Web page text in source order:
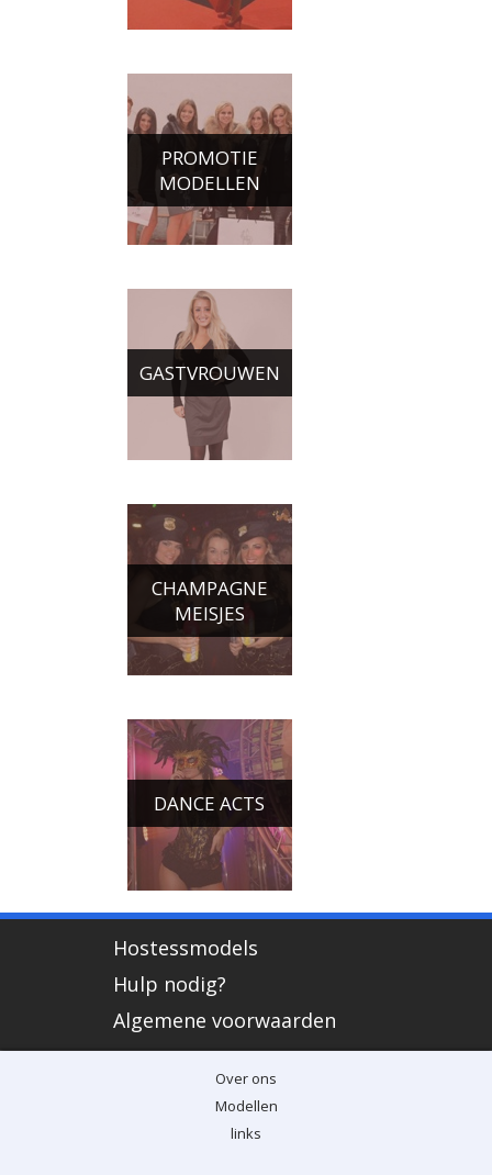
PROMOTIE
MODELLEN
GASTVROUWEN
CHAMPAGNE
MEISJES
DANCE ACTS
Hostessmodels
Hulp nodig?
Algemene voorwaarden
Over ons
Modellen
links